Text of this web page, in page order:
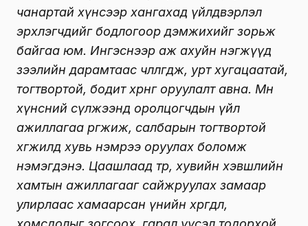
чанартай хүнсээр хангахад үйлдвэрлэл
эрхлэгчдийг бодлогоор дэмжихийг зорьж
байгаа юм. Ингэснээр аж ахуйн нэгжүүд
зээлийн дарамтаас чөлөөлөгдөж, урт хугацаатай,
тогтвортой, бодит хөрөнгө оруулалт авна. Мөн
хүнсний сүлжээнд оролцогчдын үйл
ажиллагаа өргөжиж, салбарын тогтвортой
хөгжилд хувь нэмрээ оруулах боломж
нэмэгдэнэ. Цаашлаад төр, хувийн хэвшлийн
хамтын ажиллагааг сайжруулах замаар
улирлаас хамаарсан үнийн хөөрөгдөл,